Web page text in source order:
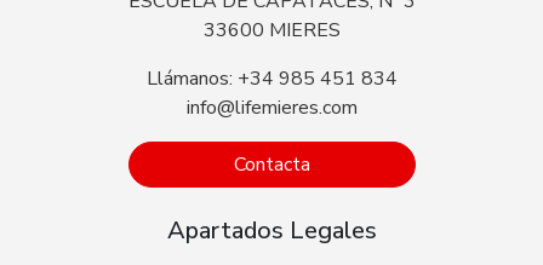
33600 MIERES
Llámanos: +34 985 451 834
info@lifemieres.com
Contacta
Apartados Legales